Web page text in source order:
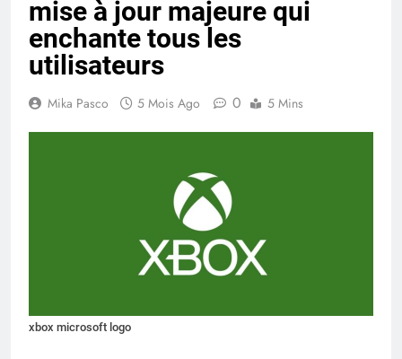
mise à jour majeure qui
enchante tous les
utilisateurs
Mika Pasco 5 Mois Ago 0 5 Mins
xbox microsoft logo